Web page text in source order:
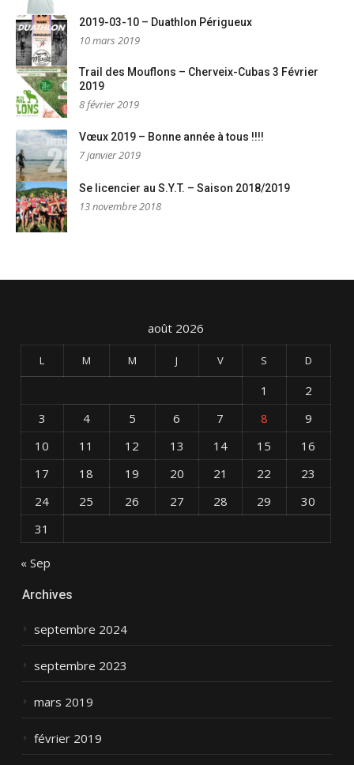
2019-03-10 – Duathlon Périgueux
10 mars 2019
Trail des Mouflons – Cherveix-Cubas 3 Février
2019
8 février 2019
Vœux 2019 – Bonne année à tous !!!!
7 janvier 2019
Se licencier au S.Y.T. – Saison 2018/2019
13 novembre 2018
août 2026
L M M J V S D
1
2
3
4 5 6 7 8
9
10
11 12 13 14 15
16
17
18 19 20 21 22
23
24
25 26 27 28 29
30
31
« Sep
Archives
septembre 2024
septembre 2023
mars 2019
février 2019